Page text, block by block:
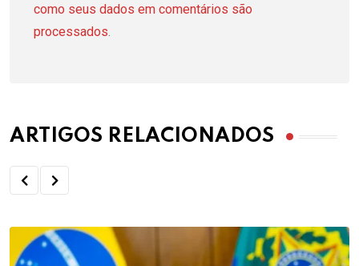
como seus dados em comentários são
processados.
ARTIGOS RELACIONADOS